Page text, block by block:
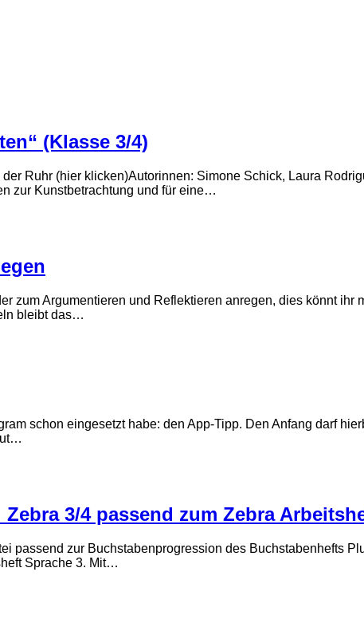
(Klasse 3/4)
Ruhr (hier klicken)Autorinnen: Simone Schick, Laura
zur Kunstbetrachtung und für eine…
zum Argumentieren und Reflektieren anregen, dies könnt ihr
bleibt das…
schon eingesetzt habe: den App-Tipp. Den Anfang darf
3/4 passend zum Zebra
passend zur Buchstabenprogression des Buchstabenhefts
Sprache 3. Mit…